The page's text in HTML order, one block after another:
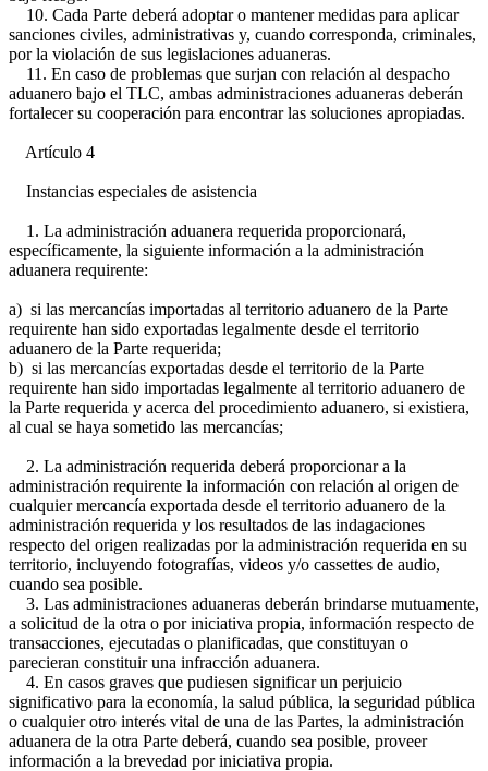
10. Cada Parte deberá adoptar o mantener medidas para aplicar
sanciones civiles, administrativas y, cuando corresponda, criminales,
por la violación de sus legislaciones aduaneras.
11. En caso de problemas que surjan con relación al despacho
aduanero bajo el TLC, ambas administraciones aduaneras deberán
fortalecer su cooperación para encontrar las soluciones apropiadas.
Artículo 4
Instancias especiales de asistencia
1. La administración aduanera requerida proporcionará,
específicamente, la siguiente información a la administración
aduanera requirente:
a) si las mercancías importadas al territorio aduanero de la Parte
requirente han sido exportadas legalmente desde el territorio
aduanero de la Parte requerida;
b) si las mercancías exportadas desde el territorio de la Parte
requirente han sido importadas legalmente al territorio aduanero de
la Parte requerida y acerca del procedimiento aduanero, si existiera,
al cual se haya sometido las mercancías;
2. La administración requerida deberá proporcionar a la
administración requirente la información con relación al origen de
cualquier mercancía exportada desde el territorio aduanero de la
administración requerida y los resultados de las indagaciones
respecto del origen realizadas por la administración requerida en su
territorio, incluyendo fotografías, videos y/o cassettes de audio,
cuando sea posible.
3. Las administraciones aduaneras deberán brindarse mutuamente,
a solicitud de la otra o por iniciativa propia, información respecto de
transacciones, ejecutadas o planificadas, que constituyan o
parecieran constituir una infracción aduanera.
4. En casos graves que pudiesen significar un perjuicio
significativo para la economía, la salud pública, la seguridad pública
o cualquier otro interés vital de una de las Partes, la administración
aduanera de la otra Parte deberá, cuando sea posible, proveer
información a la brevedad por iniciativa propia.